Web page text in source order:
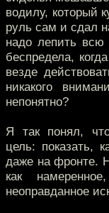
водилу, который
руль сам и сдал
надо лепить всю
беспредела,
везде
никакого
непонятно?
Я так понял,
цель: показать,
даже на фронте.
как
неоправданное